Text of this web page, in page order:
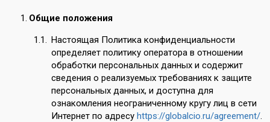
Общие положения
Настоящая Политика конфиденциальности
определяет политику оператора в отношении
обработки персональных данных и содержит
сведения о реализуемых требованиях к защите
персональных данных, и доступна для
ознакомления неограниченному кругу лиц в сети
Интернет по адресуhttps://globalcio.ru/agreement/